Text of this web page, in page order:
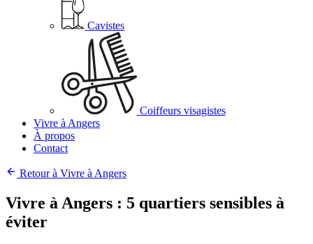
Cavistes
Coiffeurs visagistes
Vivre à Angers
À propos
Contact
Retour à Vivre à Angers
Vivre à Angers : 5 quartiers sensibles à
éviter